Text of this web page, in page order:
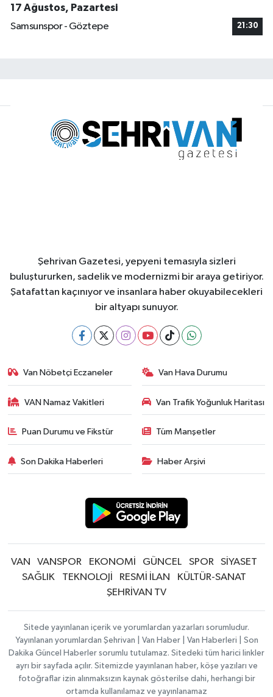
17 Ağustos, Pazartesi
Samsunspor - Göztepe
21:30
Şehrivan Gazetesi, yepyeni temasıyla sizleri
buluştururken, sadelik ve modernizmi bir araya getiriyor.
Şatafattan kaçınıyor ve insanlara haber okuyabilecekleri
bir altyapı sunuyor.
Van Nöbetçi Eczaneler Van Hava Durumu
VAN Namaz Vakitleri Van Trafik Yoğunluk Haritası
Puan Durumu ve Fikstür Tüm Manşetler
Son Dakika Haberleri Haber Arşivi
VAN VANSPOR EKONOMİ GÜNCEL SPOR
SİYASET
SAĞLIK
TEKNOLOJİ RESMİ İLAN
KÜLTÜR-SANAT
ŞEHRİVAN TV
Sitede yayınlanan içerik ve yorumlardan yazarları sorumludur.
Yayınlanan yorumlardan Şehrivan | Van Haber | Van Haberleri | Son
Dakika Güncel Haberler sorumlu tutulamaz. Sitedeki tüm harici linkler
ayrı bir sayfada açılır. Sitemizde yayınlanan haber, köşe yazıları ve
fotoğraflar izin alınmaksızın kaynak gösterilse dahi, herhangi bir
ortamda kullanılamaz ve yayınlanamaz